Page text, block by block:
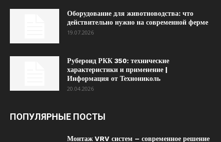
Оборудование для животноводства: что
действительно нужно на современной ферме
19.07.2026
Рубероид РКК 350: технические
характеристики и применение |
Информация от Технониколь
20.04.2026
ПОПУЛЯРНЫЕ ПОСТЫ
Монтаж VRV систем – современное решение